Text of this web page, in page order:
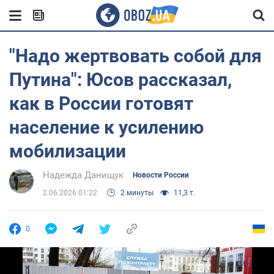
"Надо жертвовать собой для
Путина": Юсов рассказал,
как в России готовят
население к усилению
мобилизации
Надежда Данищук Новости России
2.06.2026 01:22 2 минуты 11,3 т.
0